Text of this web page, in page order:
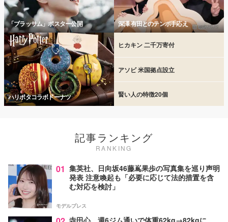
「ブラッサム」ポスター公開 深澤 有田とのテンポ手応え
ハリポタコラボドーナツ
ヒカキン 二千万寄付
アソビ 米国拠点設立
賢い人の特徴20個
記事ランキング
RANKING
01 集英社、日向坂46藤嶌果歩の写真集を巡り声明
発表 注意喚起も「必要に応じて法的措置を含
む対応を検討」
モデルプレス
寺田心、週6ジム通いで体重62kg→82kgに